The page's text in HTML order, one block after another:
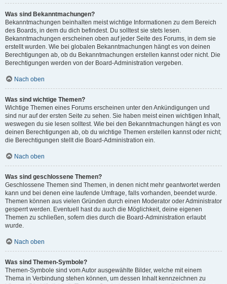
Was sind Bekanntmachungen?
Bekanntmachungen beinhalten meist wichtige Informationen zu dem Bereich
des Boards, in dem du dich befindest. Du solltest sie stets lesen.
Bekanntmachungen erscheinen oben auf jeder Seite des Forums, in dem sie
erstellt wurden. Wie bei globalen Bekanntmachungen hängt es von deinen
Berechtigungen ab, ob du Bekanntmachungen erstellen kannst oder nicht. Die
Berechtigungen werden von der Board-Administration vergeben.
Nach oben
Was sind wichtige Themen?
Wichtige Themen eines Forums erscheinen unter den Ankündigungen und
sind nur auf der ersten Seite zu sehen. Sie haben meist einen wichtigen Inhalt,
weswegen du sie lesen solltest. Wie bei den Bekanntmachungen hängt es von
deinen Berechtigungen ab, ob du wichtige Themen erstellen kannst oder nicht;
die Berechtigungen stellt die Board-Administration ein.
Nach oben
Was sind geschlossene Themen?
Geschlossene Themen sind Themen, in denen nicht mehr geantwortet werden
kann und bei denen eine laufende Umfrage, falls vorhanden, beendet wurde.
Themen können aus vielen Gründen durch einen Moderator oder Administrator
gesperrt werden. Eventuell hast du auch die Möglichkeit, deine eigenen
Themen zu schließen, sofern dies durch die Board-Administration erlaubt
wurde.
Nach oben
Was sind Themen-Symbole?
Themen-Symbole sind vom Autor ausgewählte Bilder, welche mit einem
Thema in Verbindung stehen können, um dessen Inhalt kennzeichnen zu